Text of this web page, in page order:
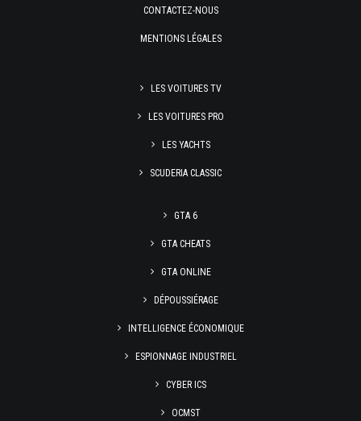
CONTACTEZ-NOUS
MENTIONS LÉGALES
LES VOITURES TV
LES VOITURES PRO
LES YACHTS
SCUDERIA CLASSIC
GTA 6
GTA CHEATS
GTA ONLINE
DÉPOUSSIÉRAGE
INTELLIGENCE ÉCONOMIQUE
ESPIONNAGE INDUSTRIEL
CYBER ICS
OCMST